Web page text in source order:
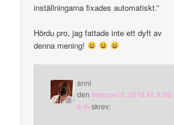
inställningarna fixades automatiskt.”
Hördu pro, jag fattade inte ett dyft av
denna mening!
anni
denfebruari 2, 2016 kl. 9:00
e m skrev: